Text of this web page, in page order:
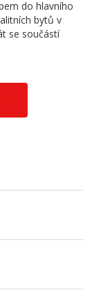
do hlavního
bytů v
se součástí